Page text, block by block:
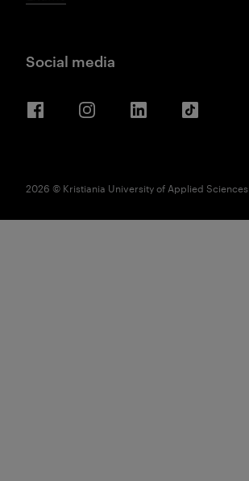
Social media
2026 © Kristiania University of Applied Sciences